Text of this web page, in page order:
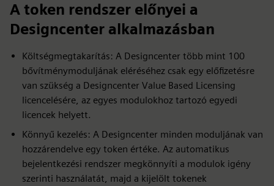
A token rendszer előnyei a
Designcenter alkalmazásban
Költségmegtakarítás: A Designcenter több mint 100
bővítménymoduljának eléréséhez csak egy előfizetésre
van szükség a Designcenter Value Based Licensing
licencelésére, az egyes modulokhoz tartozó egyedi
licencek helyett.
Könnyű kezelés: A Designcenter minden moduljának van
hozzárendelve egy token értéke. Az automatikus
bejelentkezési rendszer megkönnyíti a modulok igény
szerinti használatát, majd a kijelölt tokenek